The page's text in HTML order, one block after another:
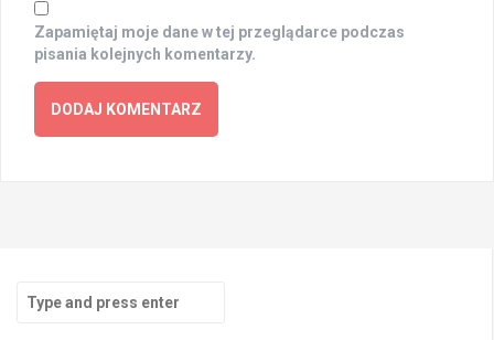
Zapamiętaj moje dane w tej przeglądarce podczas
pisania kolejnych komentarzy.
for: